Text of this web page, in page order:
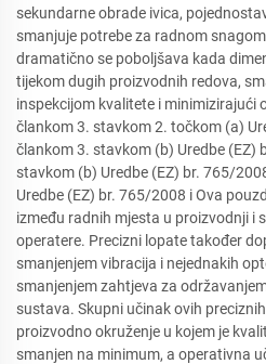
sekundarne obrade ivica,
smanjuje potrebe za radnom
dramatično se poboljšava kada
tijekom dugih proizvodnih redova,
inspekcijom kvalitete i minimizirajući
člankom 3. stavkom 2. točkom (a)
člankom 3. stavkom (b) Uredbe (EZ)
stavkom (b) Uredbe (EZ) br. 765/
Uredbe (EZ) br. 765/2008 i Ova
između radnih mjesta u proizvodnji i
operatere. Precizni lopate također
smanjenjem vibracija i nejednakih
smanjenjem zahtjeva za
sustava. Skupni učinak ovih
proizvodno okruženje u kojem je
smanjen na minimum, a operativna